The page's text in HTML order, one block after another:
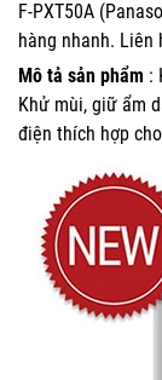
F-PXT50A
hàng nhanh. Liên
Mô tả sản phẩm :
Khử mùi, giữ ẩm
điện thích hợp